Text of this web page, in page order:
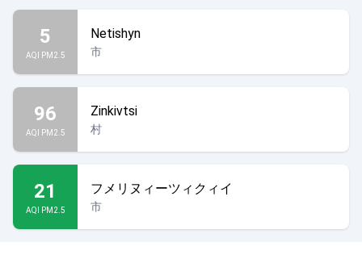
5
AQI PM2.5
Netishyn
市
96
AQI PM2.5
Zinkivtsi
村
21
AQI PM2.5
フメリヌィーツィクィイ
市